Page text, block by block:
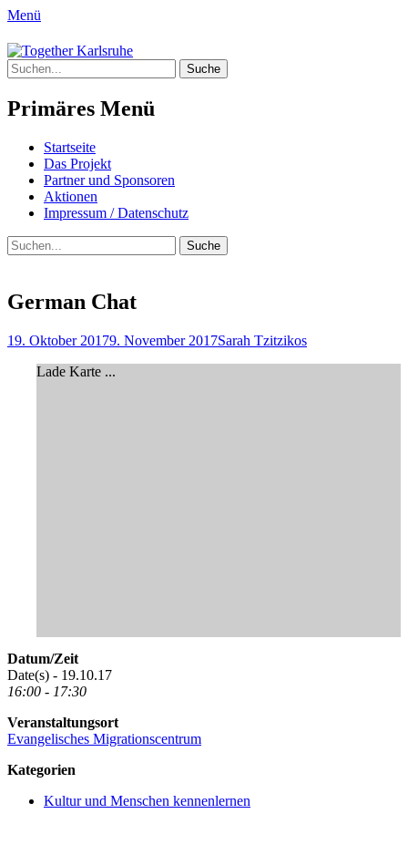
Menü
Together Karlsruhe
Integration von jungen Menschen mit
Fluchterfahrung und
Migrationshintergrund
Suche
nach:
Primäres Menü
Springe
zum
Inhalt
Startseite
Das Projekt
Partner und Sponsoren
Aktionen
Impressum / Datenschutz
Suchen
Suche
nach:
German Chat
Posted
19. Oktober 20179. November 2017Author
Sarah Tzitzikos
Lade Karte ...
Datum/Zeit
Date(s) - 19.10.17
16:00 - 17:30
Veranstaltungsort
Evangelisches Migrationscentrum
Kategorien
Kultur und Menschen kennenlernen